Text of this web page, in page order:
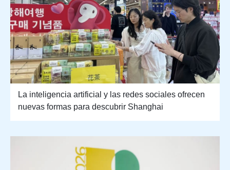
La inteligencia artificial y las redes sociales ofrecen
nuevas formas para descubrir Shanghai